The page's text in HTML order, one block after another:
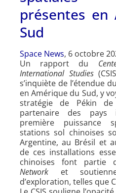
présentes en
Sud
Space News, 6 octobre
Un rapport du
International Studies
s’inquiète de l’étendue
en Amérique du Sud, y
stratégie de Pékin
partenaire des pays
première puissance
stations sol chinoises
Argentine, au Brésil et
de ces installations
chinoises font partie
Network et
d’exploration, telles que